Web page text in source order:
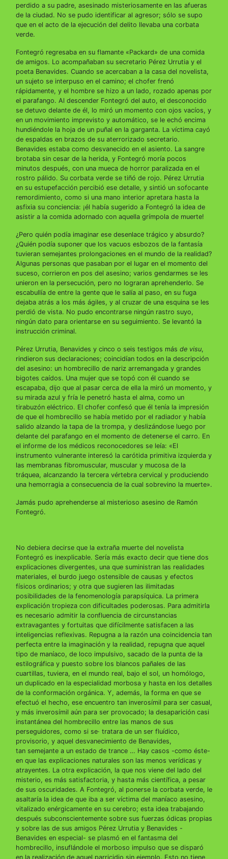
perdido a su padre, asesinado misteriosamente en las afueras
de la ciudad. No se pudo identificar al agresor; sólo se supo
que en el acto de la ejecución del delito llevaba una corbata
verde.
Fontegró regresaba en su flamante «Packard» de una comida
de amigos. Lo acompañaban su secretario Pérez Urrutia y el
poeta Benavides. Cuando se acercaban a la casa del novelista,
un sujeto se interpuso en el camino; el chofer frenó
rápidamente, y el hombre se hizo a un lado, rozado apenas por
el parafango. Al descender Fontegró del auto, el desconocido
se detuvo delante de él, lo miró un momento con ojos vacíos, y
en un movimiento imprevisto y automático, se le echó encima
hundiéndole la hoja de un puñal en la garganta. La víctima cayó
de espaldas en brazos de su aterrorizado secretario.
Benavides estaba como desvanecido en el asiento. La sangre
brotaba sin cesar de la herida, y Fontegró moría pocos
minutos después, con una mueca de horror paralizada en el
rostro pálido. Su corbata verde se tiñó de rojo. Pérez Urrutia
en su estupefacción percibió ese detalle, y sintió un sofocante
remordimiento, como si una mano interior apretara hasta la
asfixia su conciencia: ¡él había sugerido a Fontegró la idea de
asistir a la comida adornado con aquella grímpola de muerte!
¿Pero quién podía imaginar ese desenlace trágico y absurdo?
¿Quién podía suponer que los vacuos esbozos de la fantasía
tuvieran semejantes prolongaciones en el mundo de la realidad?
Algunas personas que pasaban por el lugar en el momento del
suceso, corrieron en pos del asesino; varios gendarmes se les
unieron en la persecución, pero no lograran aprehenderlo. Se
escabullía de entre la gente que le salía al paso, en su fuga
dejaba atrás a los más ágiles, y al cruzar de una esquina se les
perdió de vista. No pudo encontrarse ningún rastro suyo,
ningún dato para orientarse en su seguimiento. Se levantó la
instrucción criminal.
Pérez Urrutia, Benavides y cinco o seis testigos más de visu,
rindieron sus declaraciones; coincidían todos en la descripción
del asesino: un hombrecillo de nariz arremangada y grandes
bigotes caídos. Una mujer que se topó con él cuando se
escapaba, dijo que al pasar cerca de ella la miró un momento, y
su mirada azul y fría le penetró hasta el alma, como un
tirabuzón eléctrico. El chofer confesó que él tenía la impresión
de que el hombrecillo se había metido por el radiador y había
salido alzando la tapa de la trompa, y deslizándose luego por
delante del parafango en el momento de detenerse el carro. En
el informe de los médicos reconocedores se leía: «El
instrumento vulnerante interesó la carótida primitiva izquierda y
las membranas fibromuscular, muscular y mucosa de la
tráquea, alcanzando la tercera vértebra cervical y produciendo
una hemorragia a consecuencia de la cual sobrevino la muerte».
Jamás pudo aprehenderse al misterioso asesino de Ramón
Fontegró.
No debiera decirse que la extraña muerte del novelista
Fontegró es inexplicable. Sería más exacto decir que tiene dos
explicaciones divergentes, una que suministran las realidades
materiales, el burdo juego ostensible de causas y efectos
físicos ordinarios; y otra que sugieren las ilimitadas
posibilidades de la fenomenología parapsíquica. La primera
explicación tropieza con dificultades poderosas. Para admitirla
es necesario admitir la confluencia de circunstancias
extravagantes y fortuitas que difícilmente satisfacen a las
inteligencias reflexivas. Repugna a la razón una coincidencia tan
perfecta entre la imaginación y la realidad, repugna que aquel
tipo de maníaco, de loco impulsivo, sacado de la punta de la
estilográfica y puesto sobre los blancos pañales de las
cuartillas, tuviera, en el mundo real, bajo el sol, un homólogo,
un duplicado en la especialidad morbosa y hasta en los detalles
de la conformación orgánica. Y, además, la forma en que se
efectuó el hecho, ese encuentro tan inverosímil para ser casual,
y más inverosímil aún para ser provocado; la desaparición casi
instantánea del hombrecillo entre las manos de sus
perseguidores, como si se· tratara de un ser fluídico,
provisorio, y aquel desvanecimiento de Benavides,
tan semejante a un estado de trance … Hay casos -como éste-
en que las explicaciones naturales son las menos verídicas y
atrayentes. La otra explicación, la que nos viene del lado del
misterio, es más satisfactoria, y hasta más científica, a pesar
de sus oscuridades. A Fontegró, al ponerse la corbata verde, le
asaltaría la idea de que iba a ser víctima del maníaco asesino,
vitalizado enérgicamente en su cerebro; esta idea trabajando
después subconscientemente sobre sus fuerzas ódicas propias
y sobre las de sus amigos Pérez Urrutia y Benavides -
Benavides en especial- se plasmó en el fantasma del
hombrecillo, insuflándole el morboso impulso que se disparó
en la realización de aquel parricidio sin ejemplo. Esto no tiene